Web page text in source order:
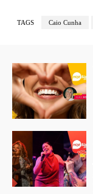
TAGS Caio Cunha